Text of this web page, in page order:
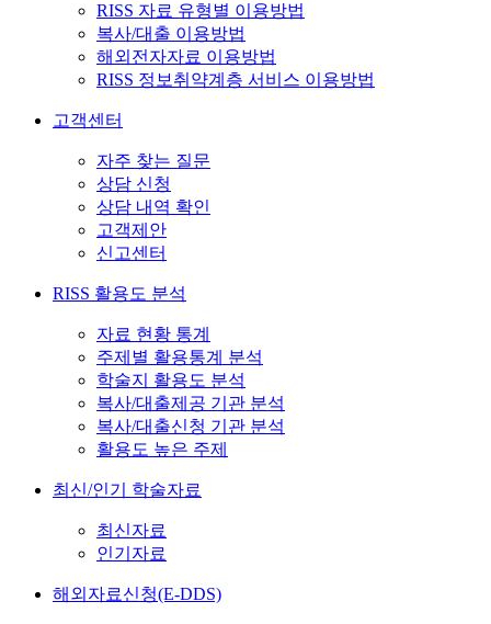
RISS 자료 유형별 이용방법
복사/대출 이용방법
해외전자자료 이용방법
RISS 정보취약계층 서비스 이용방법
고객센터
자주 찾는 질문
상담 신청
상담 내역 확인
고객제안
신고센터
RISS 활용도 분석
자료 현황 통계
주제별 활용통계 분석
학술지 활용도 분석
복사/대출제공 기관 분석
복사/대출신청 기관 분석
활용도 높은 주제
최신/인기 학술자료
최신자료
인기자료
해외자료신청(E-DDS)